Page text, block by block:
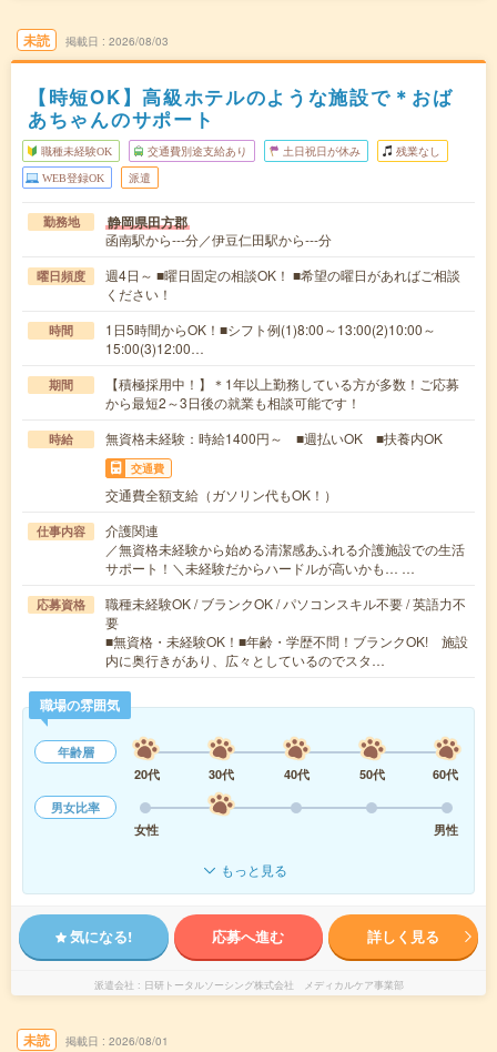
未読 掲載日 2026/08/03
【時短OK】高級ホテルのような施設で＊おば
あちゃんのサポート
職種未経験OK 交通費別途支給あり 土日祝日が休み 残業なし
WEB登録OK 派遣
勤務地 静岡県田方郡
函南駅から---分／伊豆仁田駅から---分
曜日頻度
週4日～ ■曜日固定の相談OK！ ■希望の曜日があればご相談
ください！
時間
1日5時間からOK！■シフト例(1)8:00～13:00(2)10:00～
15:00(3)12:00…
期間
【積極採用中！】＊1年以上勤務している方が多数！ご応募
から最短2～3日後の就業も相談可能です！
時給 無資格未経験：時給1400円～ ■週払いOK ■扶養内OK
交通費
交通費全額支給（ガソリン代もOK！）
仕事内容
介護関連
／無資格未経験から始める清潔感あふれる介護施設での生活
サポート！＼未経験だからハードルが高いかも… …
応募資格
職種未経験OK / ブランクOK / パソコンスキル不要 / 英語力不
要
■無資格・未経験OK！■年齢・学歴不問！ブランクOK! 施設
内に奥行きがあり、広々としているのでスタ…
職場の雰囲気
年齢層
20代
30代 40代 50代
60代
男女比率
女性
男性
もっと見る
気になる! 応募へ進む 詳しく見る
派遣会社 日研トータルソーシング株式会社 メディカルケア事業部
未読 掲載日 2026/08/01